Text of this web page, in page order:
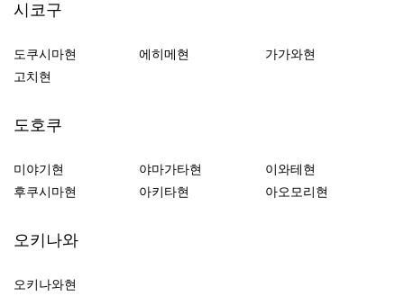
시코구
도쿠시마현 에히메현
가가와현
고치현
도호쿠
미야기현 야마가타현
이와테현
후쿠시마현
아키타현 아오모리현
오키나와
오키나와현